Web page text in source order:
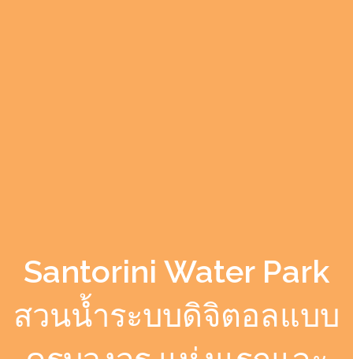
Santorini Water Park
สวนน้ำระบบดิจิตอลแบบ